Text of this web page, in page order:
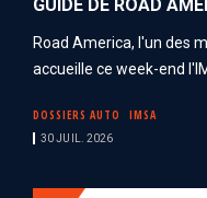
GUIDE DE ROAD
Road America, l'un des
accueille ce week-end
DOSSIERS AUTO IMSA
30 JUIL. 2026